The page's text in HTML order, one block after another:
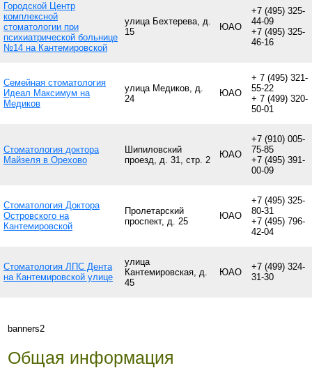
Городской Центр
комплексной
стоматологии при
психиатрической больнице
№14 на Кантемировской
улица Бехтерева, д.
15
ЮАО
+7 (495) 325-
44-09
+7 (495) 325-
46-16
Семейная стоматология
Идеал Максимум на
Медиков
улица Медиков, д.
24
ЮАО
+ 7 (495) 321-
55-22
+ 7 (499) 320-
50-01
Стоматология доктора
Майзеля в Орехово
Шипиловский
проезд, д. 31, стр. 2
ЮАО
+7 (910) 005-
75-85
+7 (495) 391-
00-09
Стоматология Доктора
Островского на
Кантемировской
Пролетарский
проспект, д. 25
ЮАО
+7 (495) 325-
80-31
+7 (495) 796-
42-04
Стоматология ЛПС Дента
на Кантемировской улице
улица
Кантемировская, д.
45
ЮАО
+7 (499) 324-
31-30
banners2
Общая информация